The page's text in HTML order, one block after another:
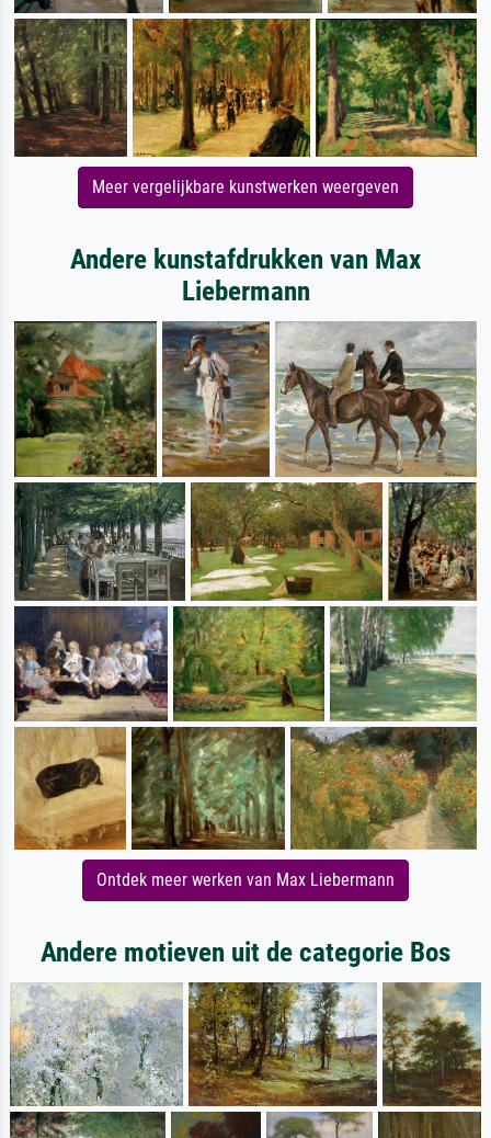
Meer vergelijkbare kunstwerken weergeven
Andere kunstafdrukken van Max
Liebermann
Ontdek meer werken van Max Liebermann
Andere motieven uit de categorie Bos